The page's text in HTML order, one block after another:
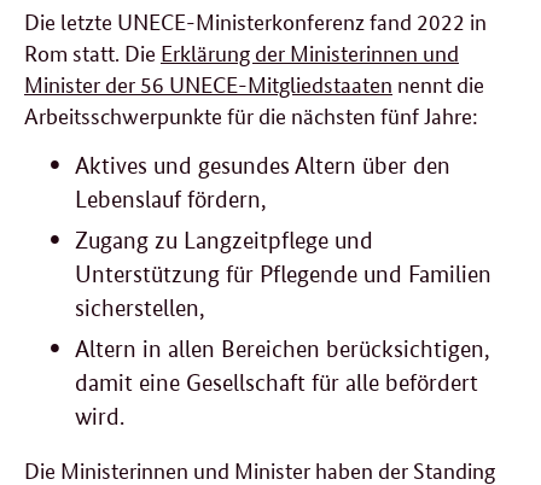
Die letzte UNECE-Ministerkonferenz fand 2022 in
Rom statt. Die Erklärung der Ministerinnen und
Minister der 56 UNECE-Mitgliedstaaten nennt die
Arbeitsschwerpunkte für die nächsten fünf Jahre:
Aktives und gesundes Altern über den
Lebenslauf fördern,
Zugang zu Langzeitpflege und
Unterstützung für Pflegende und Familien
sicherstellen,
Altern in allen Bereichen berücksichtigen,
damit eine Gesellschaft für alle befördert
wird.
Die Ministerinnen und Minister haben der Standing